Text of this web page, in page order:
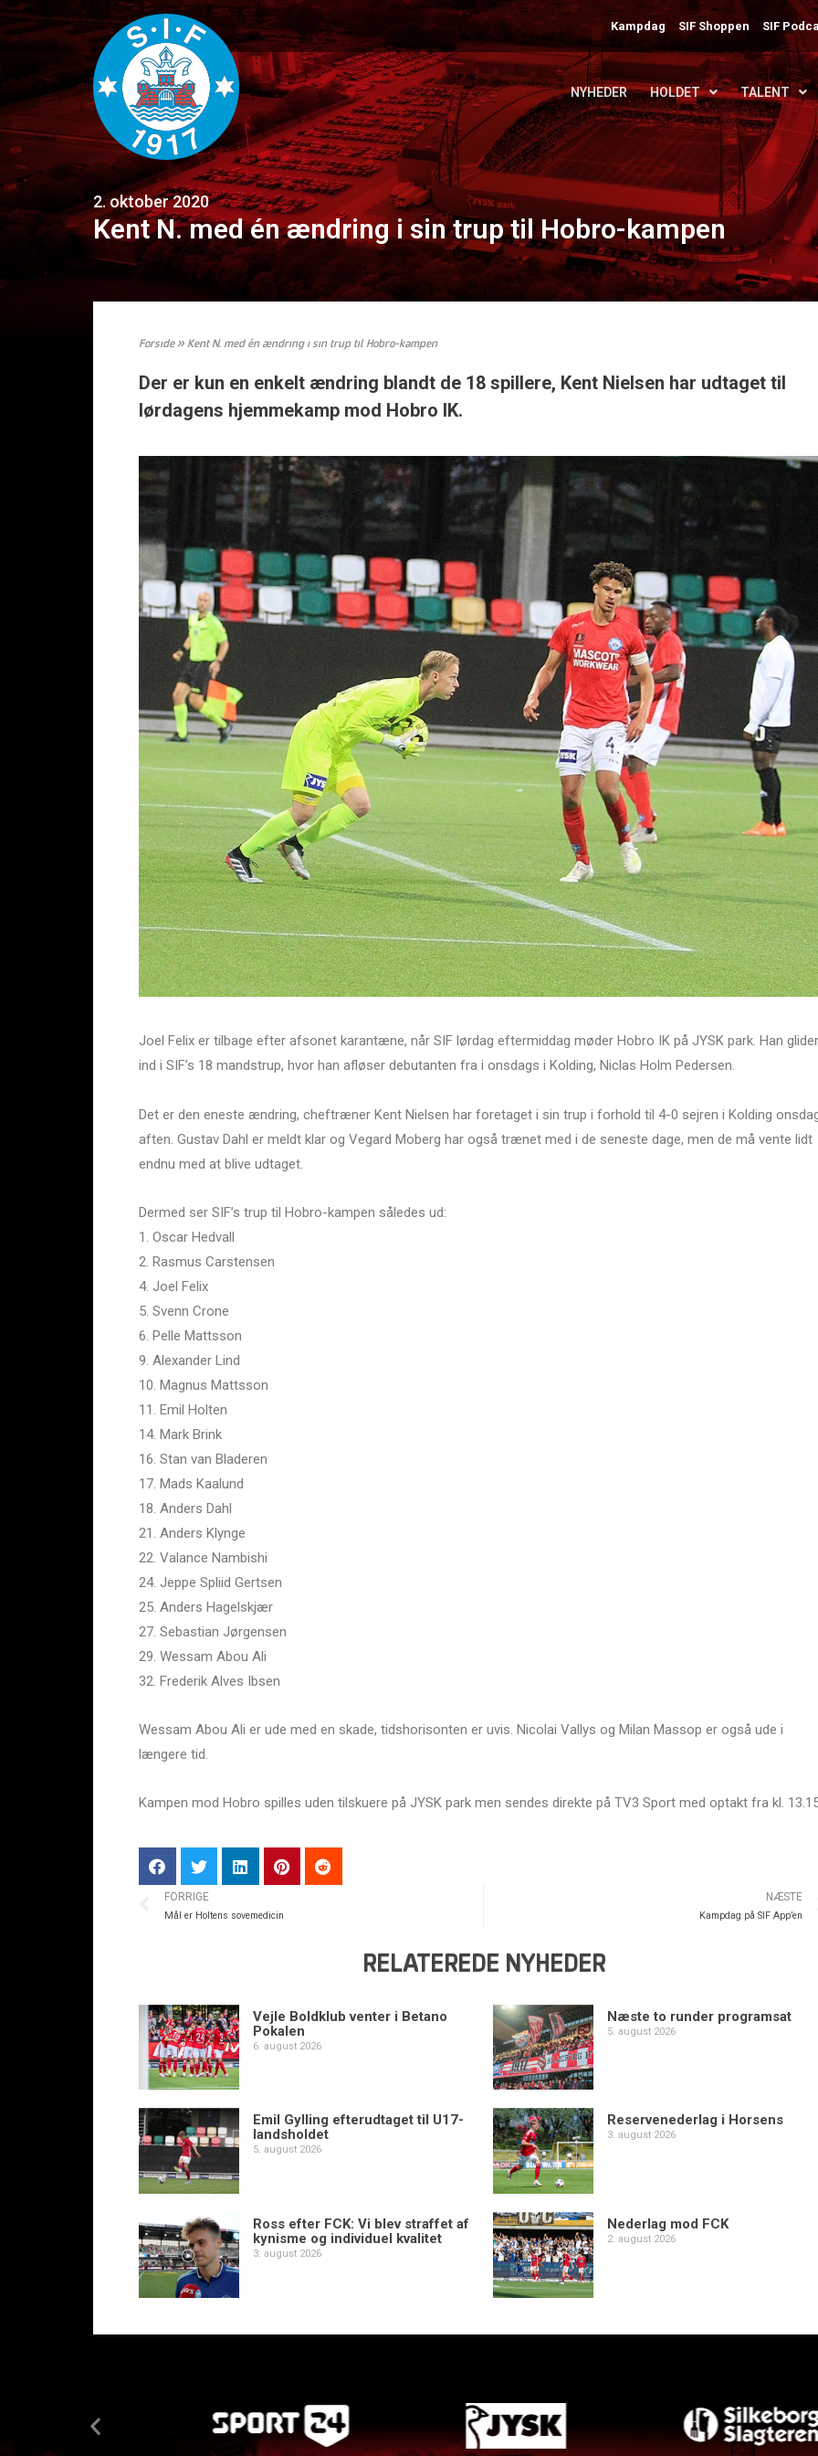
Kampdag SIF Shoppen SIF
NYHEDER HOLDET TALENT
2. oktober 2020
Kent N. med én ændring i sin trup til Hobro-kampen
Forside» Kent N. med én ændring i sin trup til Hobro-kampen
Der er kun en enkelt ændring blandt de 18 spillere, Kent Nielsen har udtaget til
lørdagens hjemmekamp mod Hobro IK.
Joel Felix er tilbage efter afsonet karantæne, når SIF lørdag eftermiddag møder Hobro IK på JYSK park. Han glider
ind i SIF’s 18 mandstrup, hvor han afløser debutanten fra i onsdags i Kolding, Niclas Holm Pedersen.
Det er den eneste ændring, cheftræner Kent Nielsen har foretaget i sin trup i forhold til 4-0 sejren i Kolding
aften. Gustav Dahl er meldt klar og Vegard Moberg har også trænet med i de seneste dage, men de må vente lidt
endnu med at blive udtaget.
Dermed ser SIF’s trup til Hobro-kampen således ud:
1. Oscar Hedvall
2. Rasmus Carstensen
4. Joel Felix
5. Svenn Crone
6. Pelle Mattsson
9. Alexander Lind
10. Magnus Mattsson
11. Emil Holten
14. Mark Brink
16. Stan van Bladeren
17. Mads Kaalund
18. Anders Dahl
21. Anders Klynge
22. Valance Nambishi
24. Jeppe Spliid Gertsen
25. Anders Hagelskjær
27. Sebastian Jørgensen
29. Wessam Abou Ali
32. Frederik Alves Ibsen
Wessam Abou Ali er ude med en skade, tidshorisonten er uvis. Nicolai Vallys og Milan Massop er også ude i
længere tid.
Kampen mod Hobro spilles uden tilskuere på JYSK park men sendes direkte på TV3 Sport med optakt fra kl.
FORRIGE
Mål er Holtens sovemedicin
NÆSTE
Kampdag på SIF App’en
RELATEREDE NYHEDER
Vejle Boldklub venter i Betano
Pokalen
6. august 2026
Næste to runder programsat
5. august 2026
Emil Gylling efterudtaget til U17-
landsholdet
5. august 2026
Reservenederlag i Horsens
3. august 2026
Ross efter FCK: Vi blev straffet af
kynisme og individuel kvalitet
3. august 2026
Nederlag mod FCK
2. august 2026